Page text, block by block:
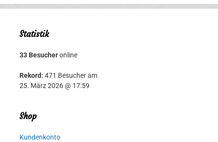
Statistik
33 Besucheronline
Rekord: 471 Besucher am
25. März 2026 @ 17:59
Shop
Kundenkonto